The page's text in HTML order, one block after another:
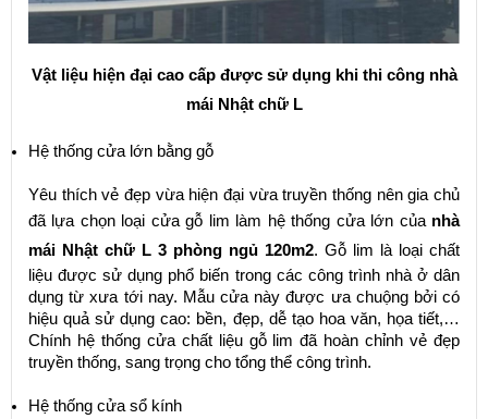
Vật liệu hiện đại cao cấp được sử dụng khi thi công nhà
mái Nhật chữ L
Hệ thống cửa lớn bằng gỗ
Yêu thích vẻ đẹp vừa hiện đại vừa truyền thống nên gia chủ
đã lựa chọn loại cửa gỗ lim làm hệ thống cửa lớn của nhà
mái Nhật chữ L 3 phòng ngủ 120m2. Gỗ lim là loại chất
liệu được sử dụng phổ biến trong các công trình nhà ở dân
dụng từ xưa tới nay. Mẫu cửa này được ưa chuộng bởi có
hiệu quả sử dụng cao: bền, đẹp, dễ tạo hoa văn, họa tiết,…
Chính hệ thống cửa chất liệu gỗ lim đã hoàn chỉnh vẻ đẹp
truyền thống, sang trọng cho tổng thể công trình.
Hệ thống cửa sổ kính